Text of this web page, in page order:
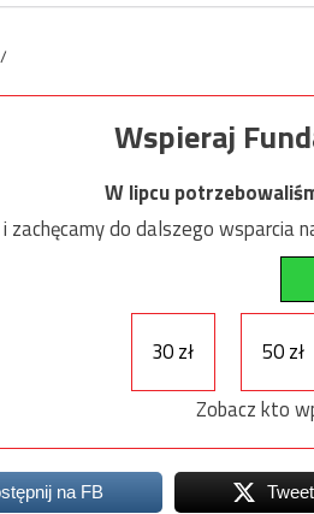
Wspieraj
W lipcu
zachęcamy do dalszego wsparcia
30 zł 50 zł
Zobacz kto
na FB Tweet